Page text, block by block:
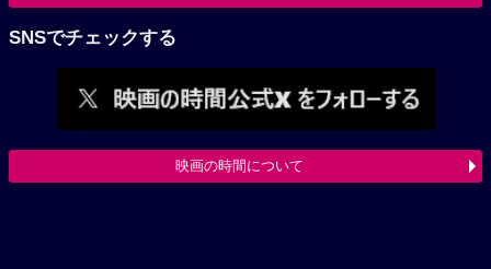
SNSでチェックする
映画の時間について